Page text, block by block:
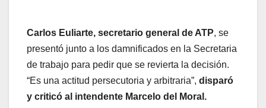
Carlos Euliarte, secretario general de ATP, se
presentó junto a los damnificados en la Secretaria
de trabajo para pedir que se revierta la decisión.
“Es una actitud persecutoria y arbitraria”, disparó
y criticó al intendente Marcelo del Moral.